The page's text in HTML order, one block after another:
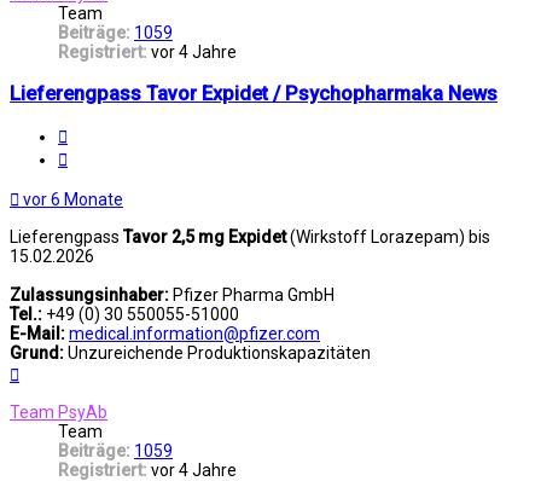
Team
Beiträge: 1059
Registriert: vor 4 Jahre
Lieferengpass Tavor Expidet / Psychopharmaka News
vor 6 Monate
LieferengpassTavor 2,5 mg Expidet(Wirkstoff Lorazepam) bis
15.02.2026
Zulassungsinhaber: Pfizer Pharma GmbH
Tel.: +49 (0) 30 550055-51000
E-Mail:medical.information@pfizer.com
Grund:Unzureichende Produktionskapazitäten
Team PsyAb
Team
Beiträge: 1059
Registriert: vor 4 Jahre